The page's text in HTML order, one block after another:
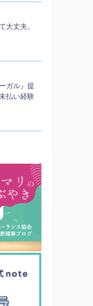
大丈夫。
ガル』提
払い経験